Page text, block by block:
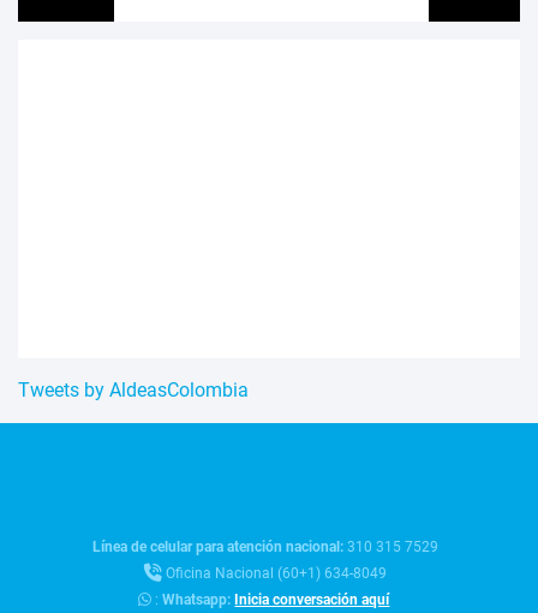
Tweets by AldeasColombia
Línea de celular para atención nacional:310 315 7529
Oficina Nacional (60+1) 634-8049
:Whatsapp: Inicia conversación aquí